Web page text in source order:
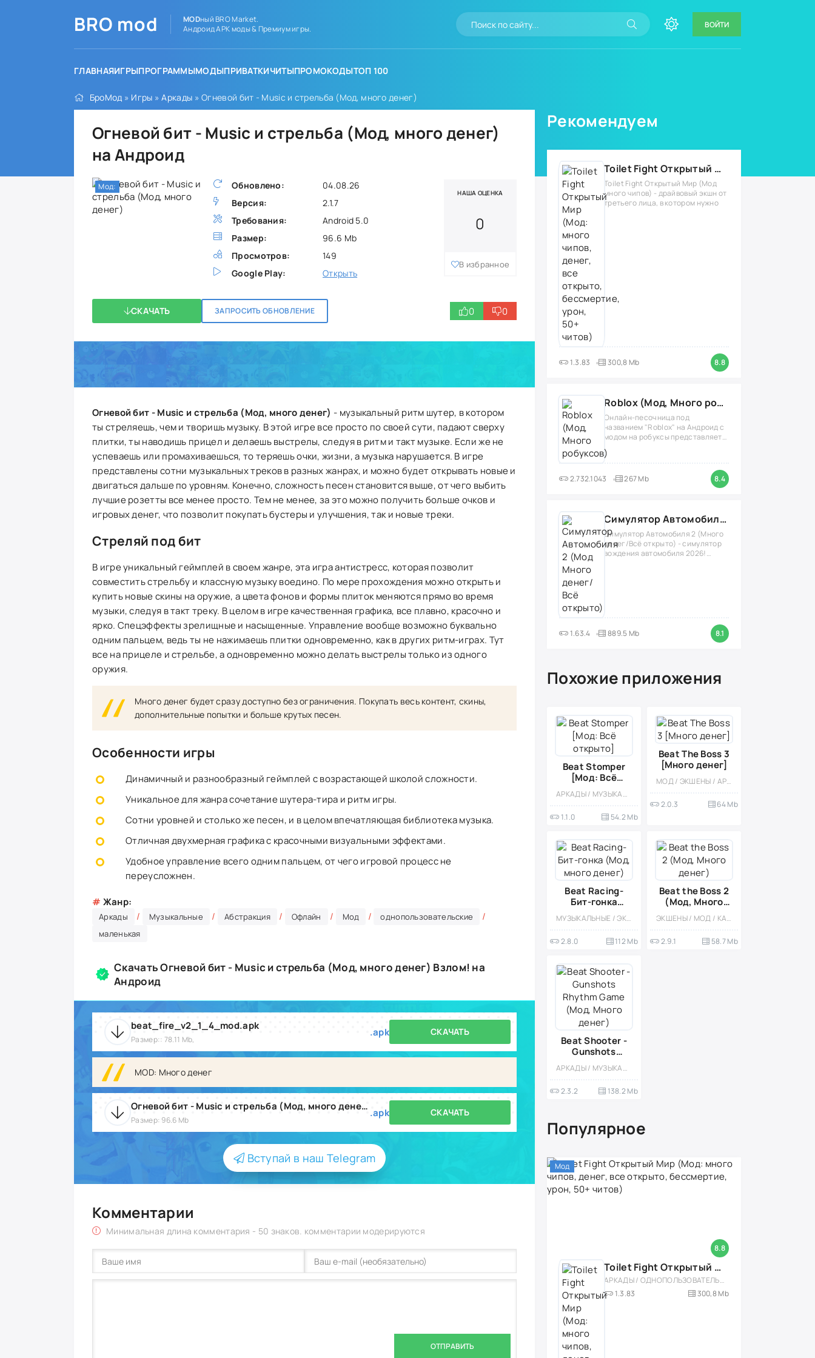
BRO mod MODный BRO Market.
Андроид APK моды & Премиум игры.
ВОЙТИ
ГЛАВНАЯИГРЫПРОГРАММЫМОДЫПРИВАТКИЧИТЫПРОМОКОДЫТОП 100
БроМод » Игры »Аркады » Огневой бит - Мusic и стрельба (Мод, много денег)
Огневой бит - Мusic и стрельба (Мод, много денег)
на Андроид
Обновлено:
04.08.26
Версия:
2.1.7
Требования:
Android 5.0
Размер:
96.6 Mb
Просмотров:
149
Google Play:
Открыть
НАША ОЦЕНКА
0
В избранное
СКАЧАТЬ ЗАПРОСИТЬ ОБНОВЛЕНИЕ 0 0
Мод:
Огневой бит - Мusic и стрельба (Мод, много денег) - музыкальный ритм шутер, в котором
ты стреляешь, чем и творишь музыку. В этой игре все просто по своей сути, падают сверху
плитки, ты наводишь прицел и делаешь выстрелы, следуя в ритм и такт музыке. Если же не
успеваешь или промахиваешься, то теряешь очки, жизни, а музыка нарушается. В игре
представлены сотни музыкальных треков в разных жанрах, и можно будет открывать новые и
двигаться дальше по уровням. Конечно, сложность песен становится выше, от чего выбить
лучшие розетты все менее просто. Тем не менее, за это можно получить больше очков и
игровых денег, что позволит покупать бустеры и улучшения, так и новые треки.
Стреляй под бит
В игре уникальный геймплей в своем жанре, эта игра антистресс, которая позволит
совместить стрельбу и классную музыку воедино. По мере прохождения можно открыть и
купить новые скины на оружие, а цвета фонов и формы плиток меняются прямо во время
музыки, следуя в такт треку. В целом в игре качественная графика, все плавно, красочно и
ярко. Спецэффекты зрелищные и насыщенные. Управление вообще возможно буквально
одним пальцем, ведь ты не нажимаешь плитки одновременно, как в других ритм-играх. Тут
все на прицеле и стрельбе, а одновременно можно делать выстрелы только из одного
оружия.
Много денег будет сразу доступно без ограничения. Покупать весь контент, скины,
дополнительные попытки и больше крутых песен.
Особенности игры
Динамичный и разнообразный геймплей с возрастающей школой сложности.
Уникальное для жанра сочетание шутера-тира и ритм игры.
Сотни уровней и столько же песен, и в целом впечатляющая библиотека музыка.
Отличная двухмерная графика с красочными визуальными эффектами.
Удобное управление всего одним пальцем, от чего игровой процесс не
переусложнен.
# Жанр:
Аркады / Музыкальные / Абстракция / Офлайн / Мод / однопользовательские /
маленькая
Скачать Огневой бит - Мusic и стрельба (Мод, много денег) Взлом! на
Андроид
beat_fire_v2_1_4_mod.apk
Размер:: 78.11 Mb,
.apk СКАЧАТЬ
MOD: Много денег
Огневой бит - Мusic и стрельба (Мод, много денег) v2.1.7
Размер: 96.6 Mb
.apk СКАЧАТЬ
Вступай в наш Telegram
Комментарии
Минимальная длина комментария - 50 знаков. комментарии модерируются
ОТПРАВИТЬ
Рекомендуем
Toilet Fight Открытый Мир (Мод: много чипов, денег, все открыто, бессмертие, урон, 50+ читов)
Toilet Fight Открытый Мир (Мод
много чипов) - драйвовый экшн от
третьего лица, в котором нужно
1.3.83 300,8 Mb 8.8
Roblox (Мод, Много робуксов)
Онлайн-песочница под
названием "Roblox" на Андроид с
модом на робуксы представляет
собой
2.732.1043 267 Mb 8.4
Симулятор Автомобиля 2 (Мод Много денег/Всё открыто)
Симулятор Автомобиля 2 (Много
денег/Всё открыто) - симулятор
вождения автомобиля 2026!
1.63.4 889.5 Mb 8.1
Похожие приложения
Beat Stomper
[Мод: Всё
открыто]
АРКАДЫ / МУЗЫКАЛЬНЫЕ / ДЛЯ ВСЕЙ СЕМЬИ / ЭКШЕНЫ / ОДНОПОЛЬЗОВАТЕЛЬСКИЕ / ОФЛАЙН / МОД / ВСТРОЕННЫЙ КЕШ / МАЛЕНЬКАЯ
1.1.0 54.2 Mb
Beat The Boss 3
[Много денег]
МОД / ЭКШЕНЫ / АРКАДЫ / СИМУЛЯТОРЫ / КАЗУАЛЬНЫЕ / ОДНОПОЛЬЗОВАТЕЛЬСКИЕ / СТИЛИЗАЦИЯ / ОФЛАЙН / МАЛЕНЬКАЯ / ВСТРОЕННЫЙ КЕШ
2.0.3 64 Mb
Beat Racing-
Бит-гонка
(Мод, много
денег)
МУЗЫКАЛЬНЫЕ / ЭКШЕНЫ / АРКАДЫ / ОДНОПОЛЬЗОВАТЕЛЬСКИЕ / АБСТРАКЦИЯ / ОФЛАЙН / МОД / ВСТРОЕННЫЙ КЕШ
2.8.0 112 Mb
Beat the Boss 2
(Мод, Много
денег)
ЭКШЕНЫ / МОД / КАЗУАЛЬНЫЕ / ОДНОПОЛЬЗОВАТЕЛЬСКИЕ / ОФЛАЙН / СТИЛИЗАЦИЯ / КОРОЛЕВСКИЕ БИТВЫ / МАЛЕНЬКАЯ / ДЛЯ ДЕТЕЙ / ВЕСЁЛАЯ
2.9.1 58.7 Mb
Beat Shooter -
Gunshots
Rhythm Game
(Мод, МногоАРКАДЫ / МУЗЫКАЛЬНЫЕ / СТИЛИЗАЦИЯ / ОДНОПОЛЬЗОВАТЕЛЬСКИЕ / ОФЛАЙН / МОД / ВСТРОЕННЫЙ КЕШ / МАЛЕНЬКАЯ
2.3.2 138.2 Mb
Популярное
8.8
Мод
Toilet Fight Открытый Мир (Мод: много чипов, денег, все открыто, бессмертие, урон, 50+ читов)
АРКАДЫ / ОДНОПОЛЬЗОВАТЕЛЬСКИЕ / ОФЛАЙН / МОД / РОЛЕВЫЕ / ШУТЕРЫ / ОТКРЫТЫЙ МИР / ВСТРОЕННЫЙ КЕШ / 3D / ЭКШЕНЫ / ТУАЛЕТНЫЕ ВОЙНЫ / ДЛЯ ДЕТЕЙ
1.3.83
300,8 Mb